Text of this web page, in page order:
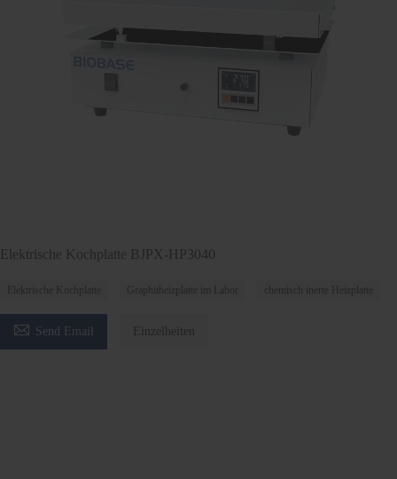
Elektrische Kochplatte BJPX-HP3040
Elektrische Kochplatte Graphitheizplatte im Labor chemisch inerte Heizplatte
 Send Email Einzelheiten